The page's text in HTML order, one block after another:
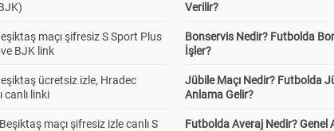
maçı şifresiz S Sport Plus
BJK link
ücretsiz izle, Hradec
canlı linki
maçı şifresiz izle canlı S
Verilir?
Bonservis Nedir? Futbolda
İşler?
Jübile Maçı Nedir? Futbolda
Anlama Gelir?
Futbolda Averaj Nedir? Genel